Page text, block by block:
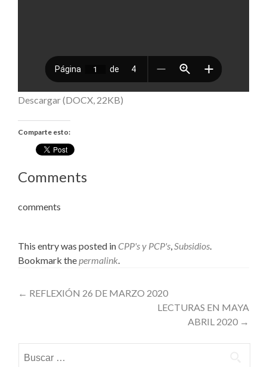
Descargar (DOCX, 22KB)
Comparte esto:
Comments
comments
This entry was posted in CPP's y PCP's,Subsidios.
Bookmark thepermalink.
Post
← REFLEXIÓN 26 DE MARZO 2020
LECTURAS EN MAYA
ABRIL 2020 →